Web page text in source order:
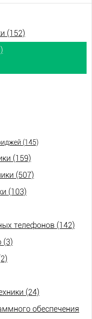
(152)
(145)
(159)
(507)
(103)
телефонов (142)
(3)
(24)
обеспечения